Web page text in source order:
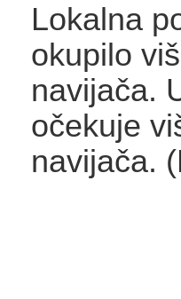
Lokalna
okupilo
navijača.
očekuje
navijača.